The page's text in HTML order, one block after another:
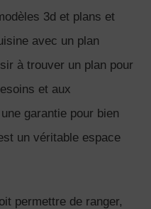
3d et plans et
avec un plan
à trouver un plan pour
et aux
garantie pour bien
un véritable espace
permettre de ranger,